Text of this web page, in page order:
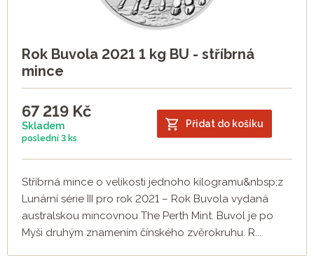
Rok Buvola 2021 1 kg BU - stříbrná
mince
67 219 Kč
Skladem
poslední 3 ks
Přidat do košíku
Stříbrná mince o velikosti jednoho kilogramu&nbsp;z
Lunární série III pro rok 2021 – Rok Buvola vydaná
australskou mincovnou The Perth Mint. Buvol je po
Myši druhým znamením čínského zvěrokruhu. R...